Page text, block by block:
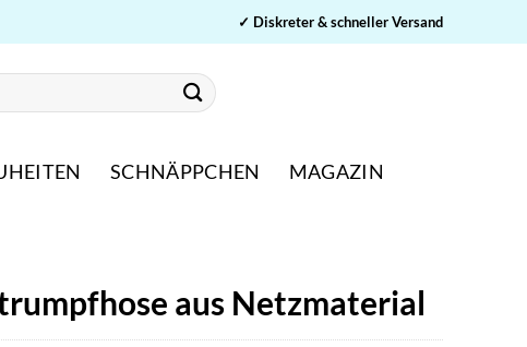
✓ Diskreter & schneller Versand
SCHNÄPPCHEN MAGAZIN
aus Netzmaterial